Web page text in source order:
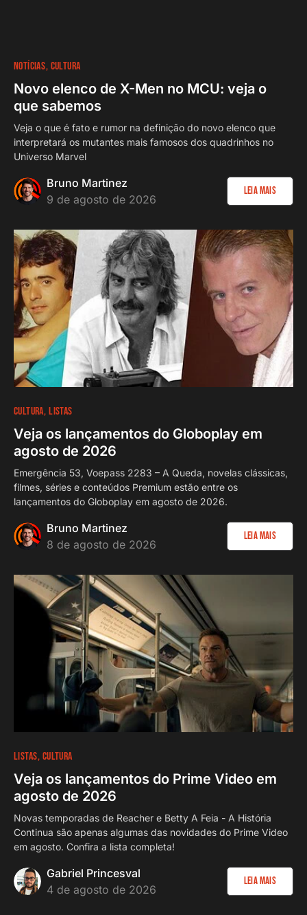
NOTÍCIAS CULTURA
Novo elenco de X-Men no MCU: veja o
que sabemos
Veja o que é fato e rumor na definição do novo elenco que
interpretará os mutantes mais famosos dos quadrinhos no
Universo Marvel
Bruno Martinez
9 de agosto de 2026
Leia Mais
CULTURA LISTAS
Veja os lançamentos do Globoplay em
agosto de 2026
Emergência 53, Voepass 2283 – A Queda, novelas clássicas,
filmes, séries e conteúdos Premium estão entre os
lançamentos do Globoplay em agosto de 2026.
Bruno Martinez
8 de agosto de 2026
Leia Mais
LISTAS CULTURA
Veja os lançamentos do Prime Video em
agosto de 2026
Novas temporadas de Reacher e Betty A Feia - A História
Continua são apenas algumas das novidades do Prime Video
em agosto. Confira a lista completa!
Gabriel Princesval
4 de agosto de 2026
Leia Mais